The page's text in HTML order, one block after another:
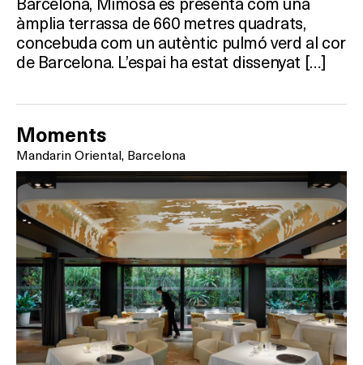
àmplia terrassa de 660 metres quadrats,
concebuda com un autèntic pulmó verd al cor
de Barcelona. L’espai ha estat dissenyat […]
Moments
Mandarin Oriental, Barcelona